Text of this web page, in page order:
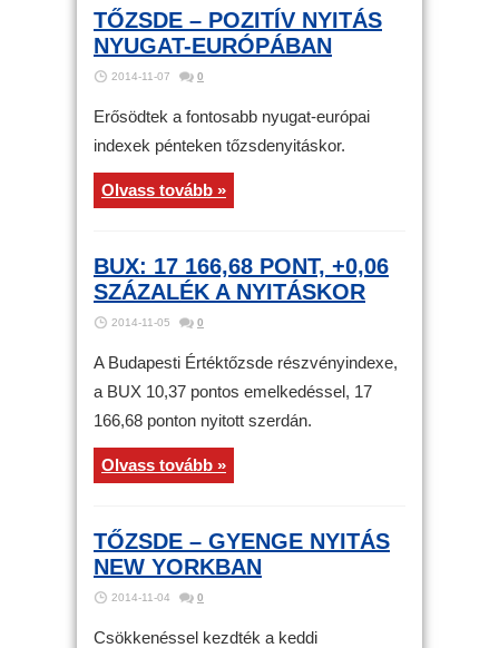
TŐZSDE – POZITÍV NYITÁS
NYUGAT-EURÓPÁBAN
2014-11-07 0
Erősödtek a fontosabb nyugat-európai
indexek pénteken tőzsdenyitáskor.
Olvass tovább »
BUX: 17 166,68 PONT, +0,06
SZÁZALÉK A NYITÁSKOR
2014-11-05 0
A Budapesti Értéktőzsde részvényindexe,
a BUX 10,37 pontos emelkedéssel, 17
166,68 ponton nyitott szerdán.
Olvass tovább »
TŐZSDE – GYENGE NYITÁS
NEW YORKBAN
2014-11-04 0
Csökkenéssel kezdték a keddi